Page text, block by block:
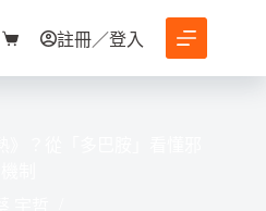
購
物
註冊／登入